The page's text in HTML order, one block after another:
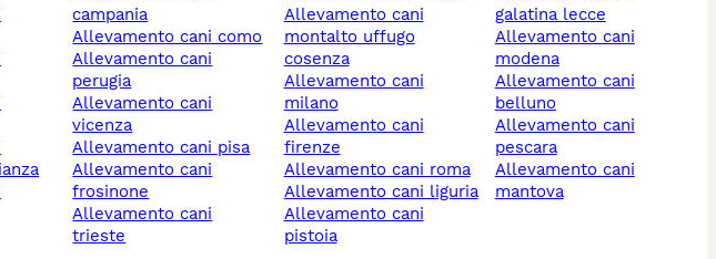
campania
allevamento cani como
allevamento cani
perugia
allevamento cani
vicenza
allevamento cani pisa
allevamento cani
frosinone
allevamento cani
trieste
allevamento cani
montalto uffugo
cosenza
allevamento cani
milano
allevamento cani
firenze
allevamento cani roma
allevamento cani liguria
allevamento cani
pistoia
galatina lecce
allevamento cani
modena
allevamento cani
belluno
allevamento cani
pescara
allevamento cani
mantova